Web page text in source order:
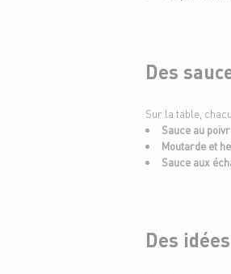
Des
Sur la table,
Sauce au
Moutarde et
Sauce aux
Des